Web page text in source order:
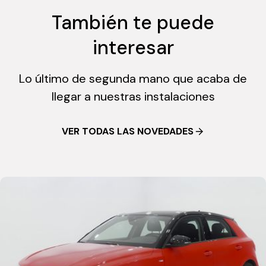
También te puede
interesar
Lo último de segunda mano que acaba de
llegar a nuestras instalaciones
VER TODAS LAS NOVEDADES